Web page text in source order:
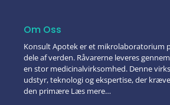
Om Oss
Konsult Apotek er et mikrolaboratorium
dele af verden. Råvarerne leveres
en stor medicinalvirksomhed. Denne
udstyr, teknologi og ekspertise, der
den primære Læs mere…